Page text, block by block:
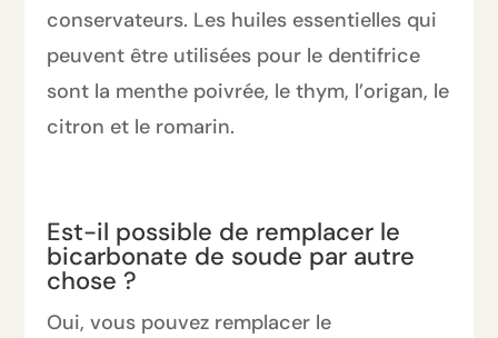
conservateurs. Les huiles essentielles qui
peuvent être utilisées pour le dentifrice
sont la menthe poivrée, le thym, l’origan, le
citron et le romarin.
Est-il possible de remplacer le
bicarbonate de soude par autre
chose ?
Oui, vous pouvez remplacer le